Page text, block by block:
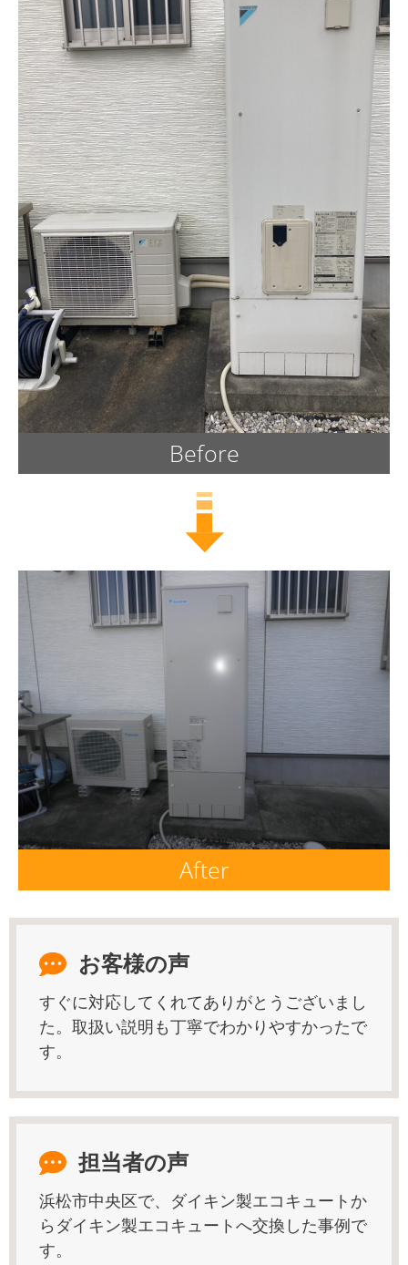
Before
After
お客様の声
すぐに対応してくれてありがとうございまし
た。取扱い説明も丁寧でわかりやすかったで
す。
担当者の声
浜松市中央区で、ダイキン製エコキュートか
らダイキン製エコキュートへ交換した事例で
す。